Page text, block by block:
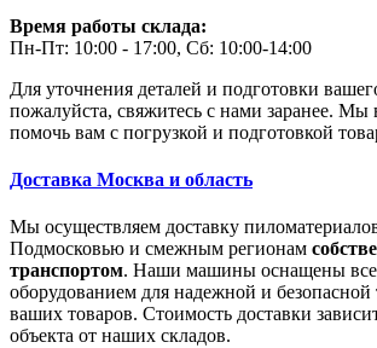
Время работы склада:
Пн-Пт: 10:00 - 17:00, Сб: 10:00-14:00
Для уточнения деталей и подготовки
пожалуйста, свяжитесь с нами заранее. Мы
помочь вам с погрузкой и подготовкой
Доставка Москва и область
Мы осуществляем доставку
Подмосковью и смежным регионам
транспортом. Наши машины оснащены
оборудованием для надежной и безопасной
ваших товаров. Стоимость доставки
объекта от наших складов.